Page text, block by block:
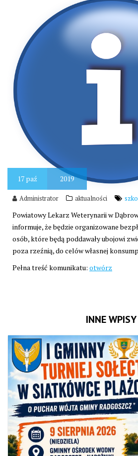
17 paź 2019
Administrator aktualności
Powiatowy Lekarz Weterynarii w
informuje, że będzie organizowane
osób, które będą poddawały ubojowi
poza rzeźnią, do celów własnej
Pełna treść komunikatu: otwórz
INNE WPISY